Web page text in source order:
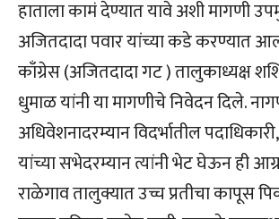
हाताला कामं देण्यात यावे अशी मागणी
अजितदादा पवार यांच्या कडे करण्यात आली.
काँग्रेस (अजितदादा गट ) तालुकाध्यक्ष
धुमाळ यांनी या मागणीचे निवेदन दिले.
अधिवेशनादरम्यान विदर्भातील
यांच्या सभेदरम्यान त्यांनी भेट घेऊन ही
राळेगाव तालुक्यात उच्च प्रतीचा कापूस